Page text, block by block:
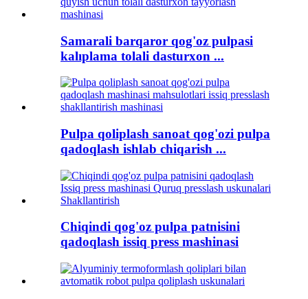
Samarali barqaror qog'oz pulpasi
kalıplama tolali dasturxon ...
Pulpa qoliplash sanoat qog'ozi pulpa
qadoqlash ishlab chiqarish ...
Chiqindi qog'oz pulpa patnisini
qadoqlash issiq press mashinasi